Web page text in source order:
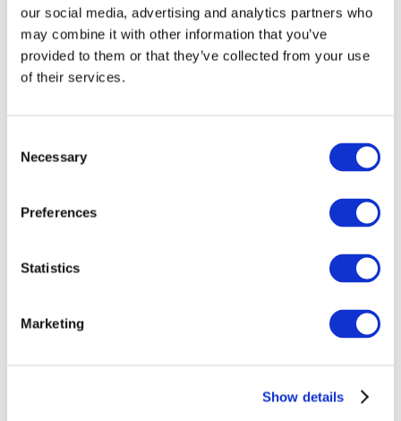
our social media, advertising and analytics partners who
may combine it with other information that you’ve
provided to them or that they’ve collected from your use
of their services.
Selection
Necessary
Preferences
Statistics
Marketing
Show details